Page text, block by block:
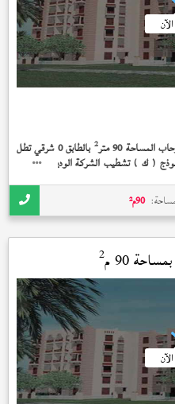
90 متر 2 بالطابق 0 شرقي تطل
ك ) تشطيب الشركة الوديعة مدفوعة
90م²
بمساحة 90 م 2